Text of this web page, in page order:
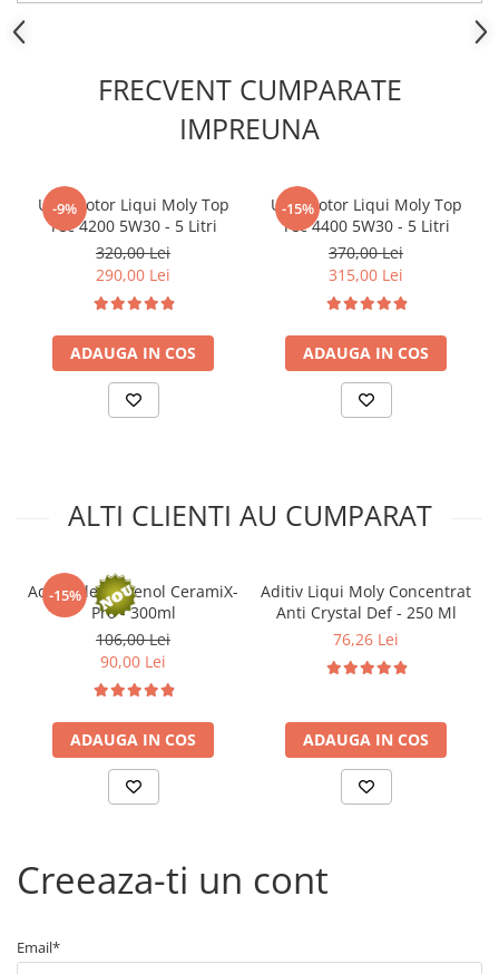
Kit lant distributie
Curea distributie
Busoane/inele etansare
Directie/stabilizare
Bielete antiruliu
Bielete directie
Caroserie
Amortizor capota
Amortizor portbagaj/hayon
► Accesorii auto
■ Huse scaune auto
■ Tavite auto portbagaj
■ Covorase/presuri auto
■ Becuri auto
■ Accesorii auto interior
■ Accesorii auto exterior
■ Electrice auto
■ Electrice
FRECVENT CUMPARATE
IMPREUNA
-9%
Ulei motor Liqui Moly Top
Tec 4200 5W30 - 5 Litri
320,00 Lei
290,00 Lei
ADAUGA IN COS
-15%
Ulei motor Liqui Moly Top
Tec 4400 5W30 - 5 Litri
370,00 Lei
315,00 Lei
ADAUGA IN COS
ALTI CLIENTI AU CUMPARAT
-15%
Aditiv ulei Ravenol CeramiX-
Pro - 300ml
106,00 Lei
90,00 Lei
ADAUGA IN COS
Aditiv Liqui Moly Concentrat
Anti Crystal Def - 250 Ml
76,26 Lei
ADAUGA IN COS
Creeaza-ti un cont
Email*